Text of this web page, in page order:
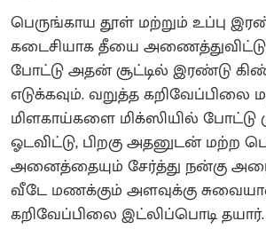
பெருங்காய தூள் மற்றும் உப்பு
கடைசியாக தீயை
போட்டு அதன் சூட்டில் இரண்டு
எடுக்கவும். வறுத்த கறிவேப்பிலை
மிளகாய்களை மிக்ஸியில் போட்டு
ஓடவிட்டு, பிறகு அதனுடன் மற்ற
அனைத்தையும் சேர்த்து நன்கு
வீடே மணக்கும் அளவுக்கு
கறிவேப்பிலை இட்லிப்பொடி தயார்.